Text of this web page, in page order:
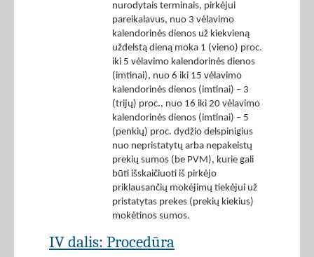
nurodytais terminais, pirkėjui
pareikalavus, nuo 3 vėlavimo
kalendorinės dienos už kiekvieną
uždelstą dieną moka 1 (vieno) proc.
iki 5 vėlavimo kalendorinės dienos
(imtinai), nuo 6 iki 15 vėlavimo
kalendorinės dienos (imtinai) – 3
(trijų) proc., nuo 16 iki 20 vėlavimo
kalendorinės dienos (imtinai) – 5
(penkių) proc. dydžio delspinigius
nuo nepristatytų arba nepakeistų
prekių sumos (be PVM), kurie gali
būti išskaičiuoti iš pirkėjo
priklausančių mokėjimų tiekėjui už
pristatytas prekes (prekių kiekius)
mokėtinos sumos.
IV dalis: Procedūra